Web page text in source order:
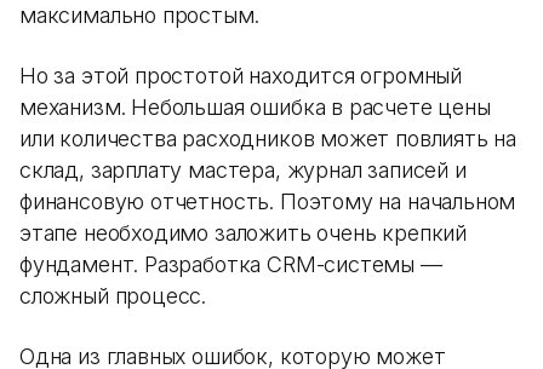
максимально простым.
Но за этой простотой находится огромный
механизм. Небольшая ошибка в расчете цены
или количества расходников может повлиять на
склад, зарплату мастера, журнал записей и
финансовую отчетность. Поэтому на начальном
этапе необходимо заложить очень крепкий
фундамент. Разработка CRM-системы —
сложный процесс.
Одна из главных ошибок, которую может